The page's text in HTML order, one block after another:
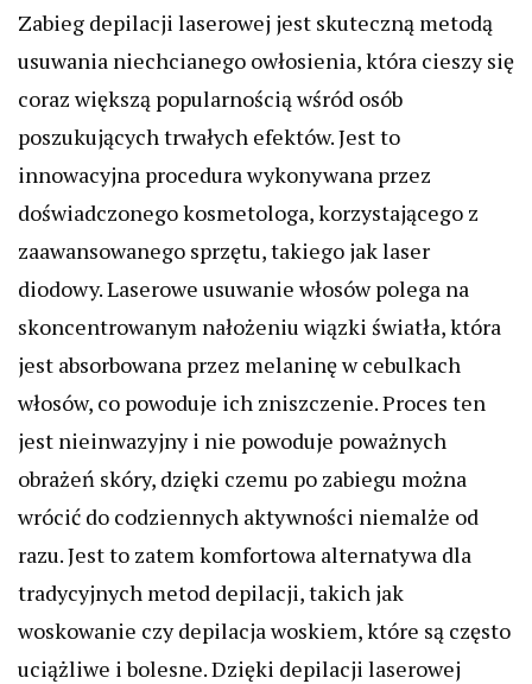
Zabieg depilacji laserowej jest skuteczną metodą
usuwania niechcianego owłosienia, która cieszy się
coraz większą popularnością wśród osób
poszukujących trwałych efektów. Jest to
innowacyjna procedura wykonywana przez
doświadczonego kosmetologa, korzystającego z
zaawansowanego sprzętu, takiego jak laser
diodowy. Laserowe usuwanie włosów polega na
skoncentrowanym nałożeniu wiązki światła, która
jest absorbowana przez melaninę w cebulkach
włosów, co powoduje ich zniszczenie. Proces ten
jest nieinwazyjny i nie powoduje poważnych
obrażeń skóry, dzięki czemu po zabiegu można
wrócić do codziennych aktywności niemalże od
razu. Jest to zatem komfortowa alternatywa dla
tradycyjnych metod depilacji, takich jak
woskowanie czy depilacja woskiem, które są często
uciążliwe i bolesne. Dzięki depilacji laserowej